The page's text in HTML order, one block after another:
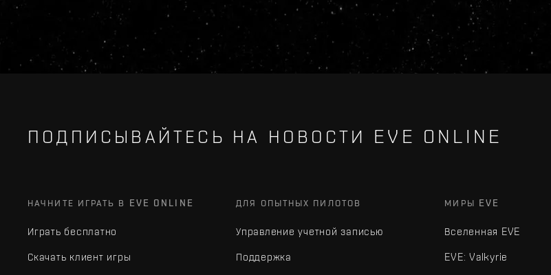
ПОДПИСЫВАЙТЕСЬ НА НОВОСТИ EVE ONLINE
НАЧНИТЕ ИГРАТЬ В EVE ONLINE
Играть бесплатно
Скачать клиент игры
ДЛЯ ОПЫТНЫХ ПИЛОТОВ
Управление учетной записью
Поддержка
МИРЫ EVE
Вселенная EVE
EVE: Valkyrie